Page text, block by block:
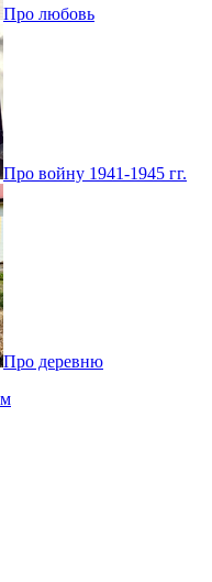
Про любовь
Про войну 1941-1945 гг.
Про деревню